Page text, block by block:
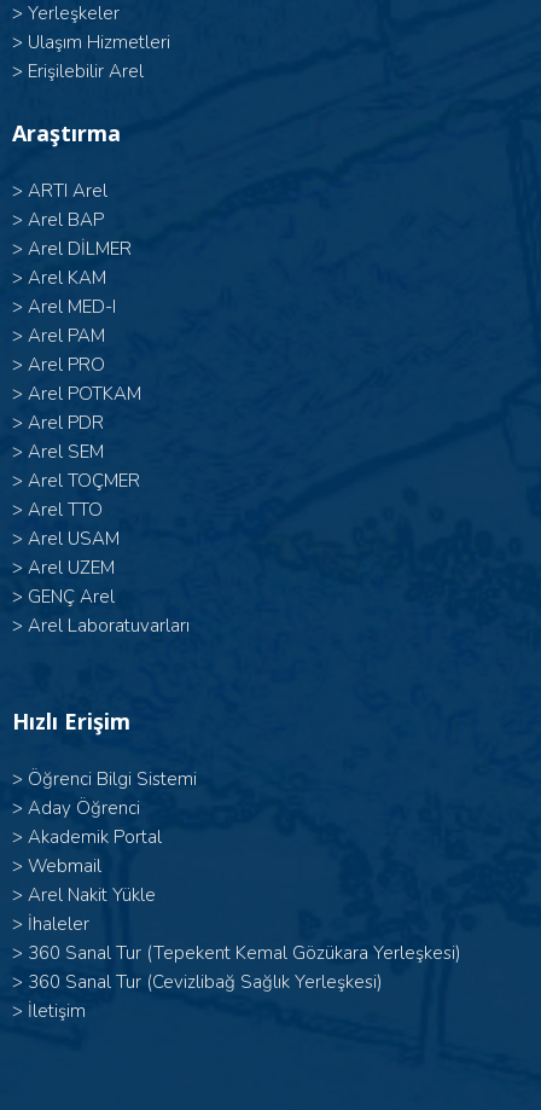
> Yerleşkeler
> Ulaşım Hizmetleri
> Erişilebilir Arel
Araştırma
> ARTI Arel
> Arel BAP
> Arel DİLMER
> Arel KAM
> Arel MED-I
> Arel PAM
> Arel PRO
> Arel POTKAM
> Arel PDR
> Arel SEM
> Arel TOÇMER
> Arel TTO
> Arel USAM
> Arel UZEM
> GENÇ Arel
> Arel Laboratuvarları
Hızlı Erişim
> Öğrenci Bilgi Sistemi
> Aday Öğrenci
> Akademik Portal
> Webmail
> Arel Nakit Yükle
> İhaleler
> 360 Sanal Tur (Tepekent Kemal Gözükara Yerleşkesi)
> 360 Sanal Tur (Cevizlibağ Sağlık Yerleşkesi)
> İletişim